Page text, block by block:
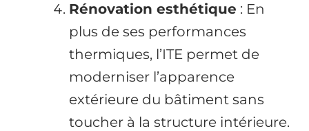
Rénovation esthétique : En
plus de ses performances
thermiques, l’ITE permet de
moderniser l’apparence
extérieure du bâtiment sans
toucher à la structure intérieure.